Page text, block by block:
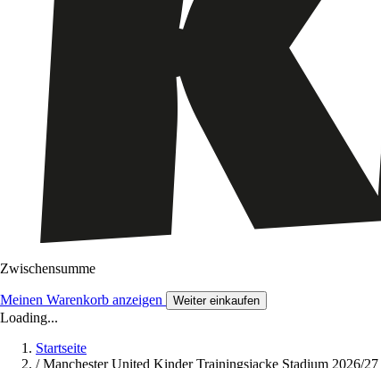
Zwischensumme
Meinen Warenkorb anzeigen Weiter einkaufen
Loading...
Startseite
/ Manchester United Kinder Trainingsjacke Stadium 2026/27